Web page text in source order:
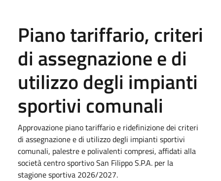
Piano tariffario, criteri
di assegnazione e di
utilizzo degli impianti
sportivi comunali
Approvazione piano tariffario e ridefinizione dei criteri
di assegnazione e di utilizzo degli impianti sportivi
comunali, palestre e polivalenti compresi, affidati alla
società centro sportivo San Filippo S.P.A. per la
stagione sportiva 2026/2027.